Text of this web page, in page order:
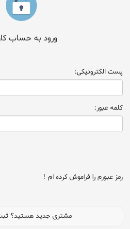
ورود به حساب
پست الکترونیکی:
کلمه عبور:
رمز عبورم را فراموش کرده ام !
مشتری جدید هستید؟